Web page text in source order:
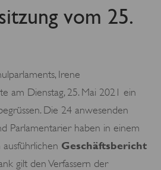
vom 25.
Irene
am Dienstag, 25. Mai 2021 ein
Die 24 anwesenden
Parlamentarier haben in einem
Geschäftsbericht
gilt den Verfassern der